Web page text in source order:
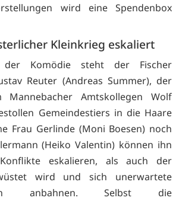
wird eine Spendenbox
Kleinkrieg eskaliert
Komödie steht der Fischer
Reuter (Andreas Summer), der
Amtskollegen Wolf
Gemeindestiers in die Haare
Frau Gerlinde (Moni Boesen) noch
(Heiko Valentin) können ihn
eskalieren, als auch der
wird und sich unerwartete
anbahnen. Selbst die